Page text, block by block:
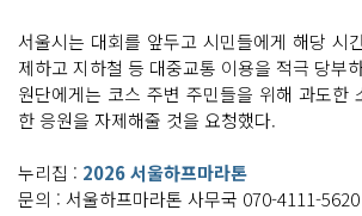
서울시는 대회를 앞두고 시민들에게 해당 시
제하고 지하철 등 대중교통 이용을 적극 당부
원단에게는 코스 주변 주민들을 위해 과도한
한 응원을 자제해줄 것을 요청했다.
누리집 : 2026 서울하프마라톤
문의 : 서울하프마라톤 사무국 070-4111-